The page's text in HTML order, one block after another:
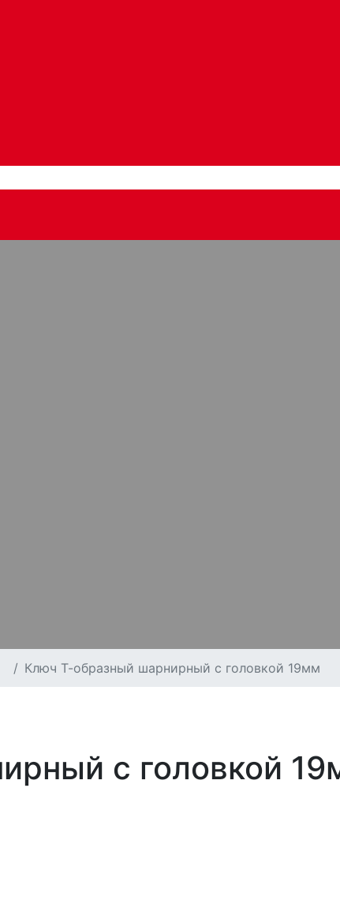
Ключ Т-образный шарнирный c головкой 19мм
c головкой